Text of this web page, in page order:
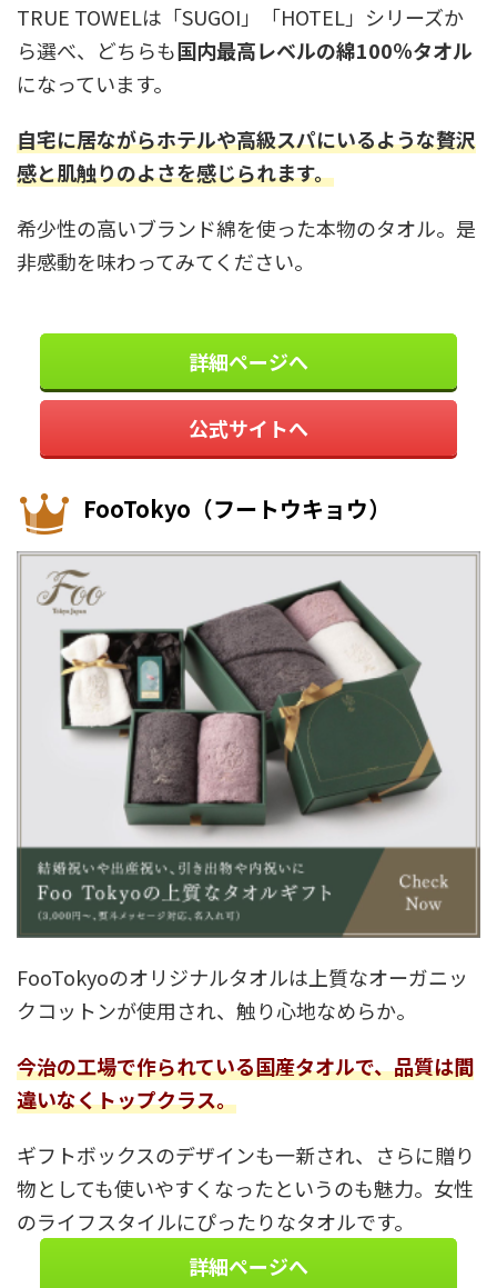
TRUE TOWELは「SUGOI」「HOTEL」シリーズか
ら選べ、どちらも国内最高レベルの綿100％タオル
になっています。
自宅に居ながらホテルや高級スパにいるような贅沢
感と肌触りのよさを感じられます。
希少性の高いブランド綿を使った本物のタオル。是
非感動を味わってみてください。
詳細ページへ
公式サイトへ
FooTokyo（フートウキョウ）
FooTokyoのオリジナルタオルは上質なオーガニッ
クコットンが使用され、触り心地なめらか。
今治の工場で作られている国産タオルで、品質は間
違いなくトップクラス。
ギフトボックスのデザインも一新され、さらに贈り
物としても使いやすくなったというのも魅力。女性
のライフスタイルにぴったりなタオルです。
詳細ページへ